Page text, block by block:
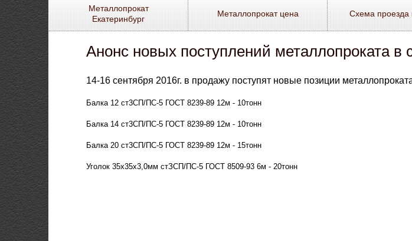
Металлопрокат
Екатеринбург
Металлопрокат цена Схема проезда
Анонс новых поступлений металлопроката в
14-16 сентября 2016г. в продажу поступят новые позиции
Балка 12 ст3СП/ПС-5 ГОСТ 8239-89 12м - 10тонн
Балка 14 ст3СП/ПС-5 ГОСТ 8239-89 12м - 10тонн
Балка 20 ст3СП/ПС-5 ГОСТ 8239-89 12м - 15тонн
Уголок 35х35х3,0мм стЗСП/ПС-5 ГОСТ 8509-93 6м - 20тонн